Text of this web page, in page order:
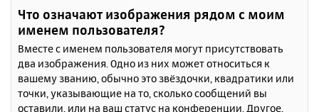
Что означают изображения рядом с моим
именем пользователя?
Вместе с именем пользователя могут присутствовать
два изображения. Одно из них может относиться к
вашему званию, обычно это звёздочки, квадратики или
точки, указывающие на то, сколько сообщений вы
оставили, или на ваш статус на конференции. Другое,